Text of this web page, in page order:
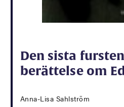
Den sista
berättelse om
Anna-Lisa Sahlström